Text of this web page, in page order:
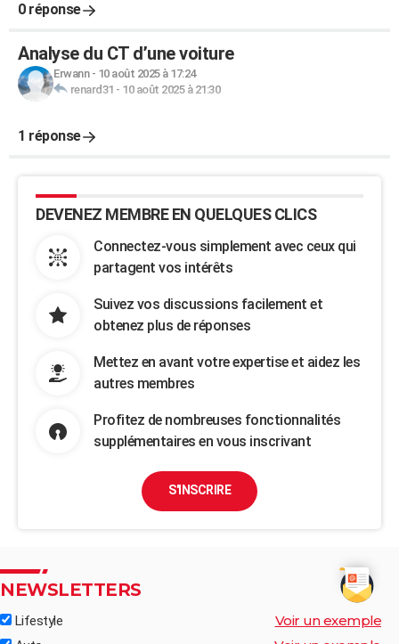
0 réponse
Analyse du CT d’une voiture
Erwann- 10 août 2025 à 17:24
renard31 - 10 août 2025 à 21:30
1 réponse
DEVENEZ MEMBRE EN QUELQUES CLICS
Connectez-vous simplement avec ceux qui
partagent vos intérêts
Suivez vos discussions facilement et
obtenez plus de réponses
Mettez en avant votre expertise et aidez les
autres membres
Profitez de nombreuses fonctionnalités
supplémentaires en vous inscrivant
S'INSCRIRE
NEWSLETTERS
Lifestyle Voir un exemple